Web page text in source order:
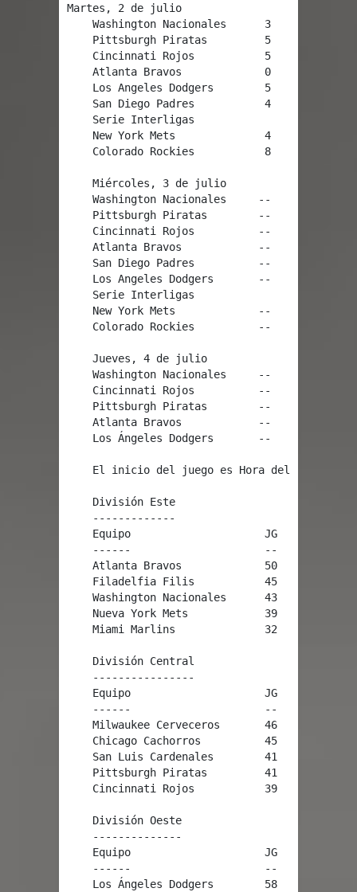
Martes, 2 de julio
Washington Nacionales      3     Miami
Pittsburgh Piratas         5     Chicago
Cincinnati Rojos           5
Atlanta Bravos             0
Los Angeles Dodgers        5     Arizona
San Diego Padres           4     San
    Serie Interligas
New York Mets              4     New
Colorado Rockies           8     Houston
    Miércoles, 3 de julio
Washington Nacionales     --     Miami
Pittsburgh Piratas        --     Chicago
Cincinnati Rojos          --
Atlanta Bravos            --
San Diego Padres          --     San
Los Angeles Dodgers       --     Arizona
    Serie Interligas
New York Mets             --     New
Colorado Rockies          --     Houston
    Jueves, 4 de julio
Washington Nacionales     --     Miami
Cincinnati Rojos          --
Pittsburgh Piratas        --     Chicago
Atlanta Bravos            --
Los Ángeles Dodgers       --     San
El inicio del juego es Hora del Este y
    División Este
    -------------
Equipo                     JG    JP
------                     --    --
Atlanta Bravos             50    36
Filadelfia Filis           45    40
Washington Nacionales      43    41
Nueva York Mets            39    47
Miami Marlins              32    51
    División Central
    ----------------
Equipo                     JG    JP
------                     --    --
Milwaukee Cerveceros       46    40
Chicago Cachorros          45    41
San Luis Cardenales        41    42
Pittsburgh Piratas         41    43
Cincinnati Rojos           39    44
    División Oeste
    --------------
Equipo                     JG    JP
------                     --    --
Los Ángeles Dodgers        58    29